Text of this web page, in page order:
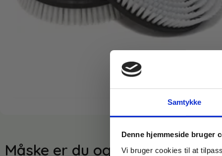
Samtykke
Denne hjemmeside bruger
Vi bruger cookies til at
Måske er du også